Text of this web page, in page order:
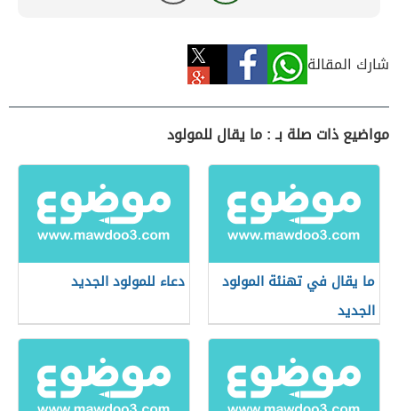
شارك المقالة
مواضيع ذات صلة بـ : ما يقال للمولود
ما يقال في تهنئة المولود
الجديد
دعاء للمولود الجديد